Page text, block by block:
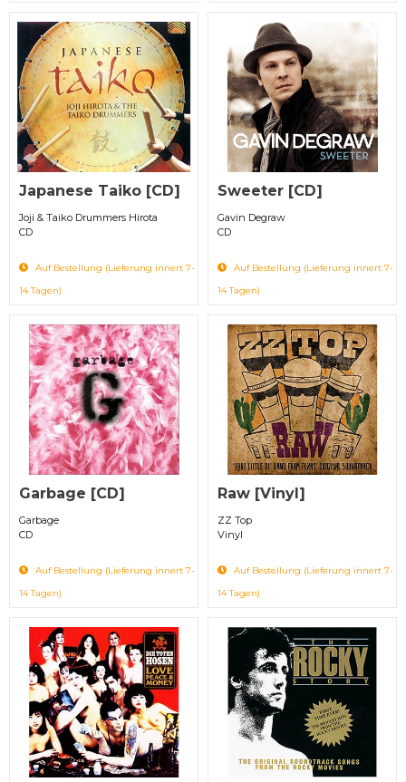
Japanese Taiko [CD]
Joji & Taiko Drummers Hirota
CD
Auf Bestellung (Lieferung innert 7-
14 Tagen)
Sweeter [CD]
Gavin Degraw
CD
Auf Bestellung (Lieferung innert 7-
14 Tagen)
Garbage [CD]
Garbage
CD
Auf Bestellung (Lieferung innert 7-
14 Tagen)
Raw [Vinyl]
ZZ Top
Vinyl
Auf Bestellung (Lieferung innert 7-
14 Tagen)